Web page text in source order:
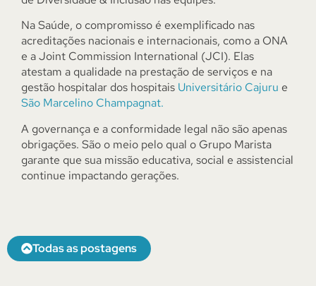
Na Saúde, o compromisso é exemplificado nas
acreditações nacionais e internacionais, como a ONA
e a Joint Commission International (JCI). Elas
atestam a qualidade na prestação de serviços e na
gestão hospitalar dos hospitais Universitário Cajuru e
São Marcelino Champagnat.
A governança e a conformidade legal não são apenas
obrigações. São o meio pelo qual o Grupo Marista
garante que sua missão educativa, social e assistencial
continue impactando gerações.
Todas as postagens